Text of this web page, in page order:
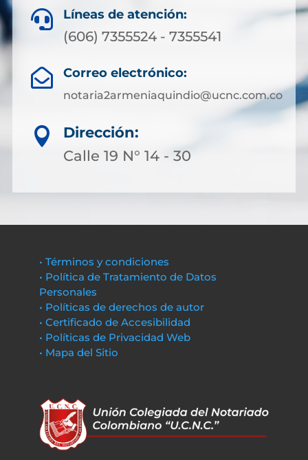
 Líneas de atención:
(606) 7355524 - 7355541
 Correo electrónico:
notaria2armeniaquindio@ucnc.com.co

Dirección:
Calle 19 N° 14 - 30
• Términos y condiciones
• Política de Tratamiento de Datos
Personales
• Políticas de derechos de autor
• Certificado de Accesibilidad
• Políticas de Privacidad Web
• Mapa del Sitio